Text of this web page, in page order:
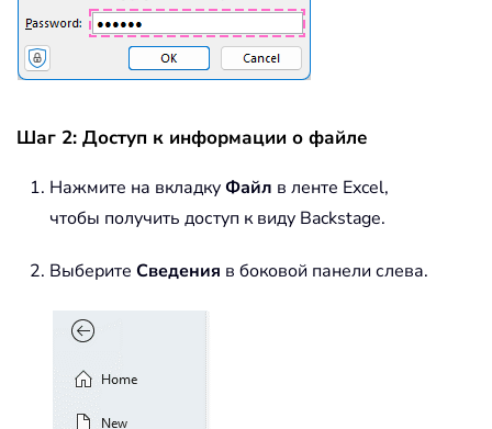
Шаг 2: Доступ к информации о файле
Нажмите на вкладкуФайл в ленте Excel,
чтобы получить доступ к виду Backstage.
Выберите Сведения в боковой панели слева.